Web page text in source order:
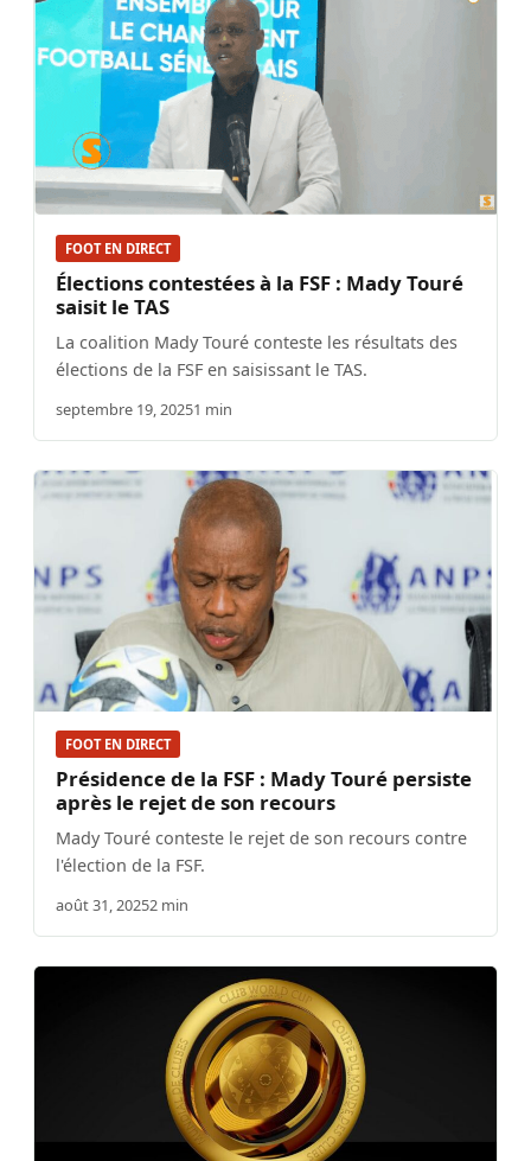
FOOT EN DIRECT
Élections contestées à la FSF : Mady Touré
saisit le TAS
La coalition Mady Touré conteste les résultats des
élections de la FSF en saisissant le TAS.
septembre 19, 20251 min
FOOT EN DIRECT
Présidence de la FSF : Mady Touré persiste
après le rejet de son recours
Mady Touré conteste le rejet de son recours contre
l'élection de la FSF.
août 31, 20252 min